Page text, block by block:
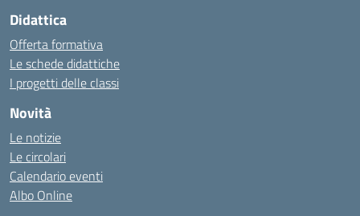
Didattica
Offerta formativa
Le schede didattiche
I progetti delle classi
Novità
Le notizie
Le circolari
Calendario eventi
Albo Online